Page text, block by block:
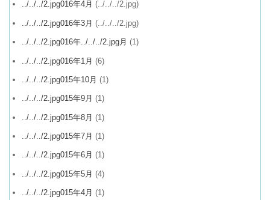
../../../2.jpg016年4月 (../../../2.jpg)
../../../2.jpg016年3月 (../../../2.jpg)
../../../2.jpg016年../../../2.jpg月 (1)
../../../2.jpg016年1月 (6)
../../../2.jpg015年10月 (1)
../../../2.jpg015年9月 (1)
../../../2.jpg015年8月 (1)
../../../2.jpg015年7月 (1)
../../../2.jpg015年6月 (1)
../../../2.jpg015年5月 (4)
../../../2.jpg015年4月 (1)